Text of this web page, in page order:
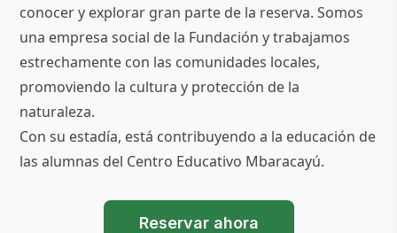
conocer y explorar gran parte de la reserva. Somos
una empresa social de la Fundación y trabajamos
estrechamente con las comunidades locales,
promoviendo la cultura y protección de la
naturaleza.
Con su estadía, está contribuyendo a la educación de
las alumnas del Centro Educativo Mbaracayú.
Reservar ahora